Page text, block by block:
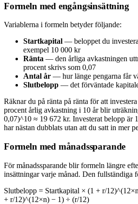
Formeln med engångsinsättning
Variablerna i formeln betyder följande:
Startkapital — beloppet du
exempel 10 000 kr
Ränta — den årliga avkastningen
procent skrivs som 0,07
Antal år — hur länge pengarna får
Slutbelopp — det förväntade
Räknar du på ränta på ränta för att
procent årlig avkastning i 10 år blir
0,07)^10 ≈ 19 672 kr. Investerat belopp är
har nästan dubblats utan att du satt in mer
Formeln med månadssparande
För månadssparande blir formeln längre
insättningar varje månad. Den fullständiga
Slutbelopp = Startkapital × (1 + r/
+ r/12)^(12×n) − 1) ÷ (r/12)